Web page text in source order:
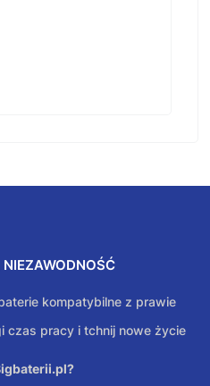
kompatybilne z prawie
czas pracy i tchnij nowe życie